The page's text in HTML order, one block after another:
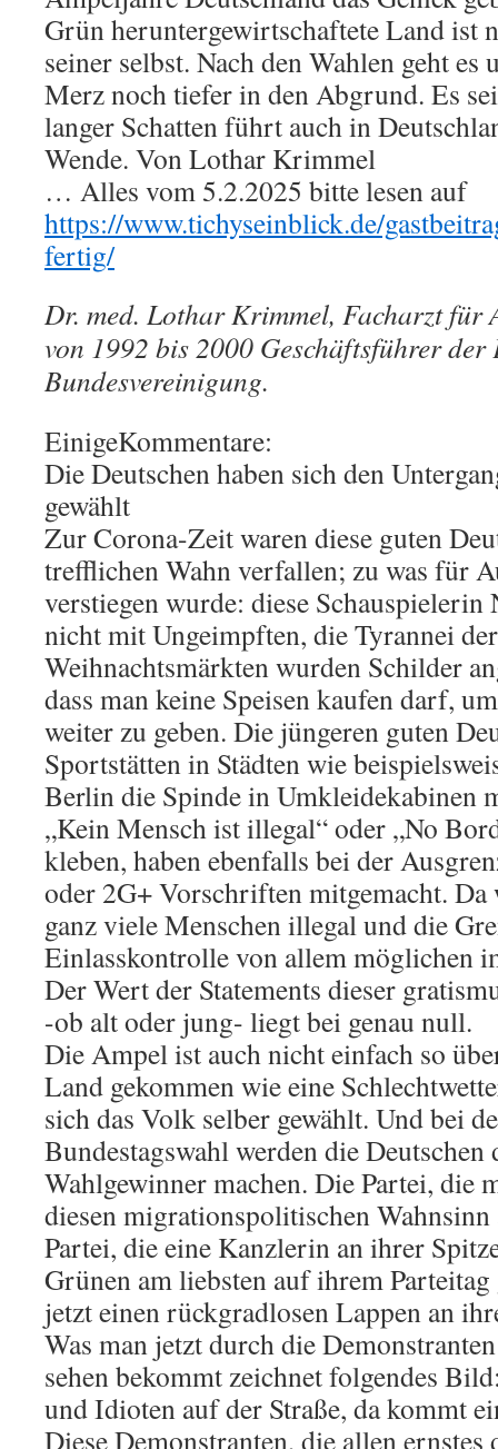
Grün heruntergewirtschaftete Land ist
seiner selbst. Nach den Wahlen geht
Merz noch tiefer in den Abgrund. Es
langer Schatten führt auch in
Wende. Von Lothar Krimmel
… Alles vom 5.2.2025 bitte lesen auf
https://www.tichyseinblick.de/
fertig/
Dr. med. Lothar Krimmel, Facharzt für
von 1992 bis 2000 Geschäftsführer der
Bundesvereinigung.
EinigeKommentare:
Die Deutschen haben sich den
gewählt
Zur Corona-Zeit waren diese guten
trefflichen Wahn verfallen; zu was für
verstiegen wurde: diese
nicht mit Ungeimpften, die Tyrannei
Weihnachtsmärkten wurden Schilder
dass man keine Speisen kaufen darf,
weiter zu geben. Die jüngeren guten
Sportstätten in Städten wie
Berlin die Spinde in Umkleidekabinen
„Kein Mensch ist illegal“ oder „No
kleben, haben ebenfalls bei der
oder 2G+ Vorschriften mitgemacht.
ganz viele Menschen illegal und die
Einlasskontrolle von allem möglichen
Der Wert der Statements dieser
-ob alt oder jung- liegt bei genau null.
Die Ampel ist auch nicht einfach so
Land gekommen wie eine
sich das Volk selber gewählt. Und bei
Bundestagswahl werden die
Wahlgewinner machen. Die Partei, die
diesen migrationspolitischen Wahnsinn
Partei, die eine Kanzlerin an ihrer
Grünen am liebsten auf ihrem Parteitag
jetzt einen rückgradlosen Lappen an
Was man jetzt durch die
sehen bekommt zeichnet folgendes
und Idioten auf der Straße, da kommt
Diese Demonstranten, die allen